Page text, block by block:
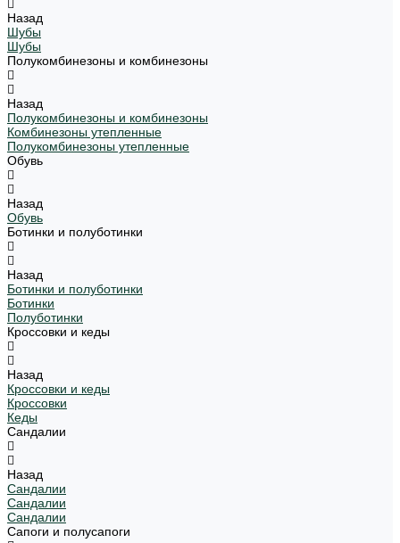
Назад
Шубы
Шубы
Полукомбинезоны и комбинезоны
Назад
Полукомбинезоны и комбинезоны
Комбинезоны утепленные
Полукомбинезоны утепленные
Обувь
Назад
Обувь
Ботинки и полуботинки
Назад
Ботинки и полуботинки
Ботинки
Полуботинки
Кроссовки и кеды
Назад
Кроссовки и кеды
Кроссовки
Кеды
Сандалии
Назад
Сандалии
Сандалии
Сандалии
Сапоги и полусапоги